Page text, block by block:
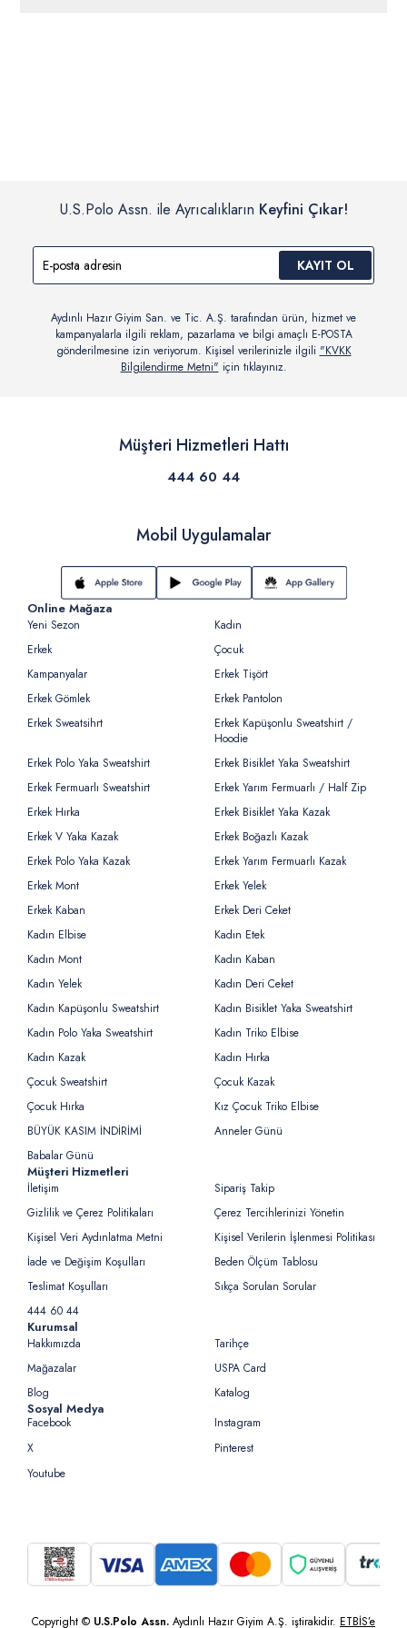
U.S.Polo Assn. ile Ayrıcalıkların Keyfini Çıkar!
KAYIT OL
Aydınlı Hazır Giyim San. ve Tic. A.Ş. tarafından ürün, hizmet ve
kampanyalarla ilgili reklam, pazarlama ve bilgi amaçlı E-POSTA
gönderilmesine izin veriyorum. Kişisel verilerinizle ilgili "KVKK
Bilgilendirme Metni" için tıklayınız.
Müşteri Hizmetleri Hattı
444 60 44
Mobil Uygulamalar
Online Mağaza
Yeni Sezon
Kadın
Erkek
Çocuk
Kampanyalar
Erkek Tişört
Erkek Gömlek
Erkek Pantolon
Erkek Sweatsihrt
Erkek Kapüşonlu Sweatshirt /
Hoodie
Erkek Polo Yaka Sweatshirt
Erkek Bisiklet Yaka Sweatshirt
Erkek Fermuarlı Sweatshirt
Erkek Yarım Fermuarlı / Half Zip
Erkek Hırka
Erkek Bisiklet Yaka Kazak
Erkek V Yaka Kazak
Erkek Boğazlı Kazak
Erkek Polo Yaka Kazak
Erkek Yarım Fermuarlı Kazak
Erkek Mont
Erkek Yelek
Erkek Kaban
Erkek Deri Ceket
Kadın Elbise
Kadın Etek
Kadın Mont
Kadın Kaban
Kadın Yelek
Kadın Deri Ceket
Kadın Kapüşonlu Sweatshirt
Kadın Bisiklet Yaka Sweatshirt
Kadın Polo Yaka Sweatshirt
Kadın Triko Elbise
Kadın Kazak
Kadın Hırka
Çocuk Sweatshirt
Çocuk Kazak
Çocuk Hırka
Kız Çocuk Triko Elbise
BÜYÜK KASIM İNDİRİMİ
Anneler Günü
Babalar Günü
Müşteri Hizmetleri
İletişim
Sipariş Takip
Gizlilik ve Çerez Politikaları
Çerez Tercihlerinizi Yönetin
Kişisel Veri Aydınlatma Metni
Kişisel Verilerin İşlenmesi Politikası
İade ve Değişim Koşulları
Beden Ölçüm Tablosu
Teslimat Koşulları
Sıkça Sorulan Sorular
444 60 44
Kurumsal
Hakkımızda
Tarihçe
Mağazalar
USPA Card
Blog
Katalog
Sosyal Medya
Facebook
Instagram
X
Pinterest
Youtube
Copyright © U.S.Polo Assn. Aydınlı Hazır Giyim A.Ş. iştirakidir. ETBİS’e